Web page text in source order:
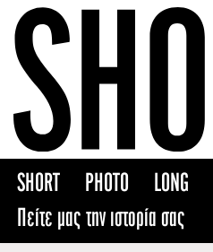
Skip
to
content
SHORT PHOTO LONG
Πείτε μας την ιστορία σας